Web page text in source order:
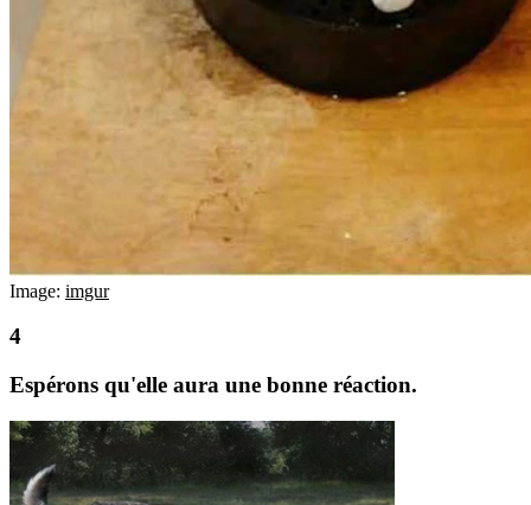
Image: imgur
Espérons qu'elle aura une bonne réaction.